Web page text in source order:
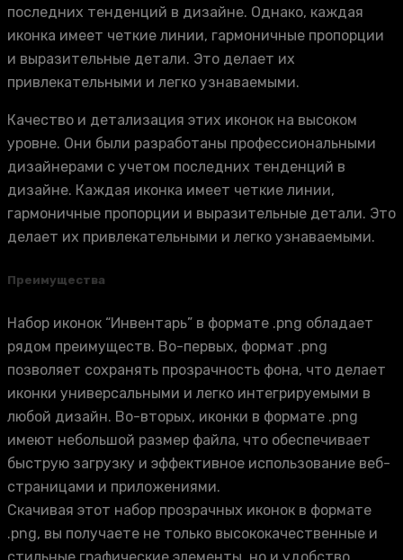
последних тенденций в дизайне. Однако, каждая
иконка имеет четкие линии, гармоничные пропорции
и выразительные детали. Это делает их
привлекательными и легко узнаваемыми.
Качество и детализация этих иконок на высоком
уровне. Они были разработаны профессиональными
дизайнерами с учетом последних тенденций в
дизайне. Каждая иконка имеет четкие линии,
гармоничные пропорции и выразительные детали. Это
делает их привлекательными и легко узнаваемыми.
Преимущества
Набор иконок “Инвентарь” в формате .png обладает
рядом преимуществ. Во-первых, формат .png
позволяет сохранять прозрачность фона, что делает
иконки универсальными и легко интегрируемыми в
любой дизайн. Во-вторых, иконки в формате .png
имеют небольшой размер файла, что обеспечивает
быструю загрузку и эффективное использование веб-
страницами и приложениями.
Скачивая этот набор прозрачных иконок в формате
.png, вы получаете не только высококачественные и